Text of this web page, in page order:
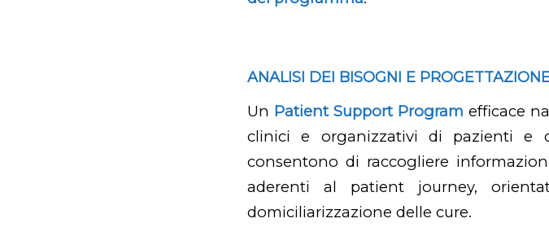
ANALISI DEI BISOGNI E
Un Patient Support Program efficace
clinici e organizzativi di pazienti e
consentono di raccogliere
aderenti al patient journey,
domiciliarizzazione delle cure.